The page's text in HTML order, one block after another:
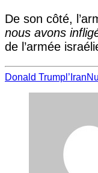
De son côté,
nous avons
de l’armée
Donald Trump l’Iran